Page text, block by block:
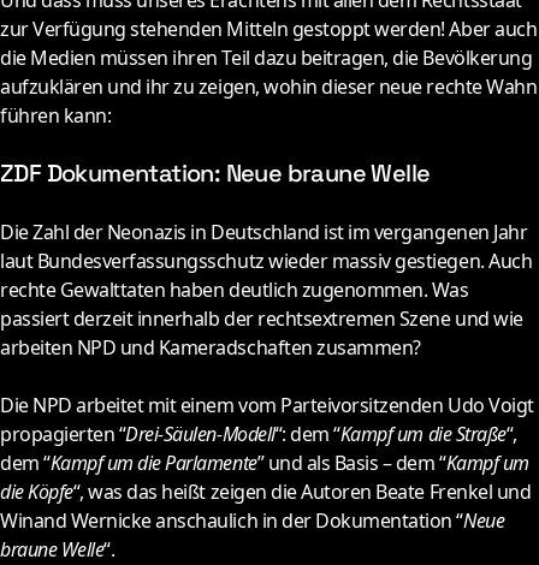
zur Verfügung stehenden Mitteln gestoppt werden! Aber auch
die Medien müssen ihren Teil dazu beitragen, die Bevölkerung
aufzuklären und ihr zu zeigen, wohin dieser neue rechte Wahn
führen kann:
ZDF Dokumentation: Neue braune Welle
Die Zahl der Neonazis in Deutschland ist im vergangenen Jahr
laut Bundesverfassungsschutz wieder massiv gestiegen. Auch
rechte Gewalttaten haben deutlich zugenommen. Was
passiert derzeit innerhalb der rechtsextremen Szene und wie
arbeiten NPD und Kameradschaften zusammen?
Die NPD arbeitet mit einem vom Parteivorsitzenden Udo Voigt
propagierten “Drei-Säulen-Modell“: dem “Kampf um die Straße“,
dem “Kampf um die Parlamente” und als Basis – dem “Kampf um
die Köpfe“, was das heißt zeigen die Autoren Beate Frenkel und
Winand Wernicke anschaulich in der Dokumentation “Neue
braune Welle“.